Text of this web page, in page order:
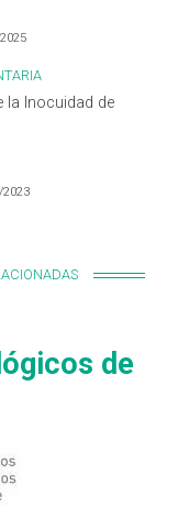
la Inocuidad de
de